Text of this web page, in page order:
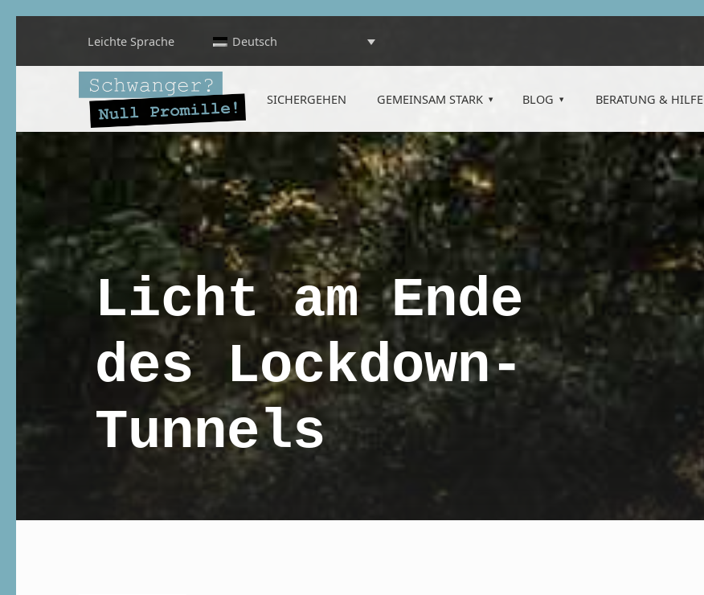
SICHERGEHEN GEMEINSAM STARK BLOG BERATUNG & HILFE
Leichte Sprache Deutsch
Licht am Ende
des Lockdown-
Tunnels